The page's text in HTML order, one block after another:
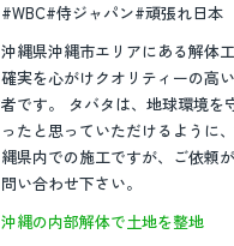
#WBC#侍ジャパン#頑張れ日本
沖縄県沖縄市エリアにある解体
確実を心がけクオリティーの高
者です。 タバタは、地球環境を
ったと思っていただけるように
縄県内での施工ですが、ご依頼
問い合わせ下さい。
沖縄の内部解体で土地を整地